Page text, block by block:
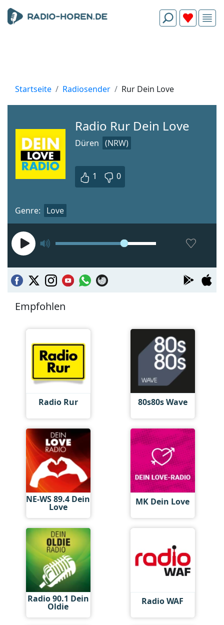
Startseite Radiosender Rur Dein Love
Radio Rur Dein Love
Düren (NRW)
1 0
Genre: Love
Empfohlen
Radio Rur 80s80s Wave
NE-WS 89.4 Dein
Love MK Dein Love
Radio 90.1 Dein
Oldie Radio WAF